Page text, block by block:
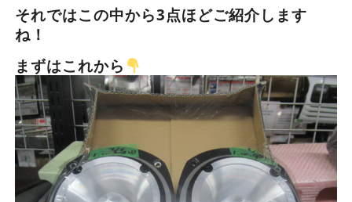
それではこの中から3点ほどご紹介します
ね！
まずはこれから